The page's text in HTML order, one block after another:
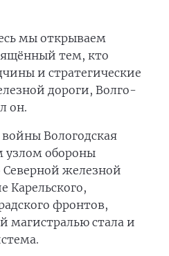
мы открываем
тем, кто
и стратегические
дороги, Волго-
он.
Вологодская
узлом обороны
Северной железной
Карельского,
фронтов,
магистралью стала и